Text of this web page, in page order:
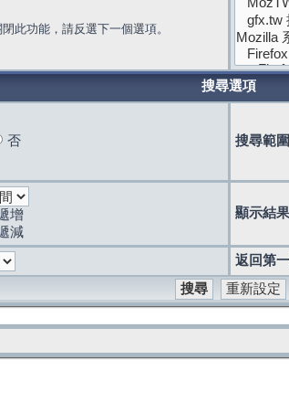
此功能，請反選下一個選項。
搜尋選項
否 搜尋範
增
減
顯示結
返回第